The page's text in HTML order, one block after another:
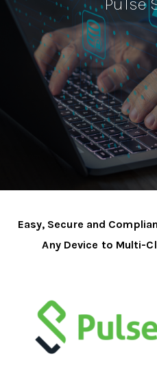
Easy, Secure and
Any Device to Multi-